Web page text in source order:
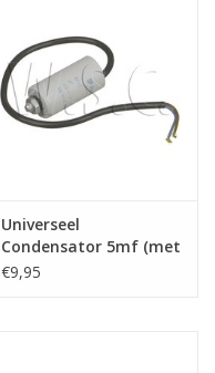
Universeel
Condensator 5mf (met
draad)
€9,95